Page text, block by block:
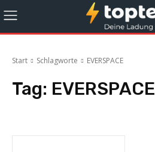
Start Schlagworte EVERSPACE
Tag: EVERSPACE